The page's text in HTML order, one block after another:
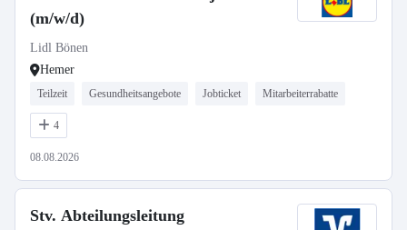
(m/w/d)
Lidl Bönen
Hemer
Teilzeit Gesundheitsangebote Jobticket Mitarbeiterrabatte
4
08.08.2026
Stv. Abteilungsleitung